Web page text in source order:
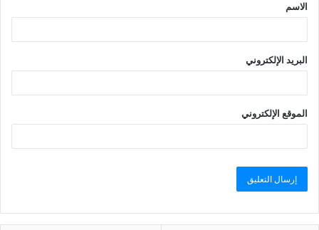
الاسم
البريد الإلكتروني
الموقع الإلكتروني